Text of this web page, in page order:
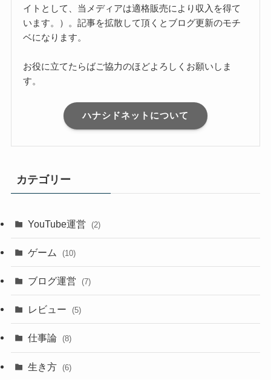
イトとして、当メディアは適格販売により収入を得て
います。）。記事を拡散して頂くとブログ更新のモチ
ベになります。
お役に立てたらばご協力のほどよろしくお願いしま
す。
ハナシドネットについて
カテゴリー
YouTube運営 (2)
ゲーム (10)
ブログ運営 (7)
レビュー (5)
仕事論 (8)
生き方 (6)